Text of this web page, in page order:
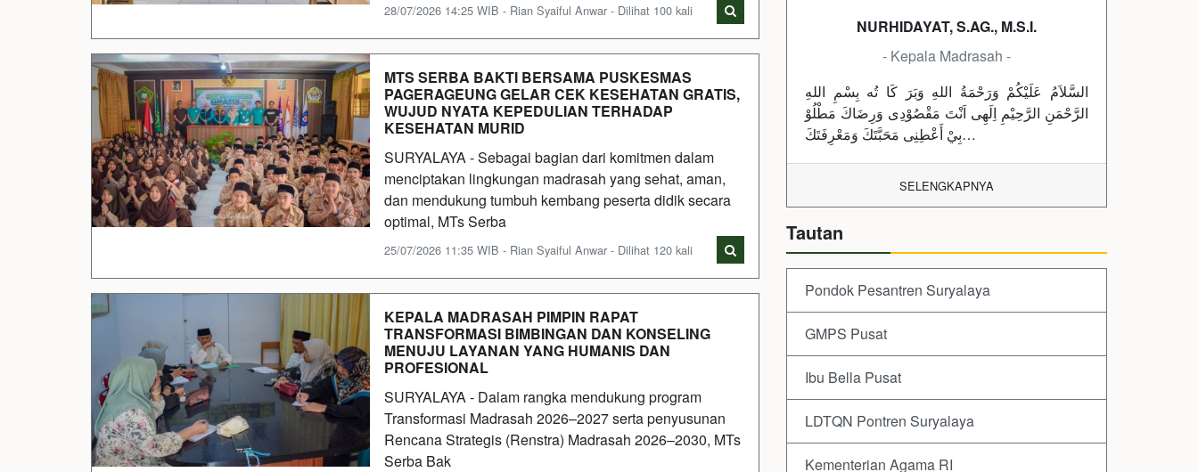
28/07/2026 14:25 WIB - Rian Syaiful Anwar - Dilihat 100 kali
MTS SERBA BAKTI BERSAMA PUSKESMAS
PAGERAGEUNG GELAR CEK KESEHATAN GRATIS,
WUJUD NYATA KEPEDULIAN TERHADAP
KESEHATAN MURID
SURYALAYA - Sebagai bagian dari komitmen dalam
menciptakan lingkungan madrasah yang sehat, aman,
dan mendukung tumbuh kembang peserta didik secara
optimal, MTs Serba
25/07/2026 11:35 WIB - Rian Syaiful Anwar - Dilihat 120 kali
KEPALA MADRASAH PIMPIN RAPAT
TRANSFORMASI BIMBINGAN DAN KONSELING
MENUJU LAYANAN YANG HUMANIS DAN
PROFESIONAL
SURYALAYA - Dalam rangka mendukung program
Transformasi Madrasah 2026–2027 serta penyusunan
Rencana Strategis (Renstra) Madrasah 2026–2030, MTs
Serba Bak
NURHIDAYAT, S.AG., M.S.I.
- Kepala Madrasah -
السَّلاَمُ عَلَيْكُمْ وَرَحْمَةُ اللهِ وَبَرَ كَا تُه بِسْمِ اللهِ
الرَّحْمَنِ الرَّحِيْمِ اِلَهِى اَنْتَ مَقْصُوْدِى وَرِضَاكَ مَطْلُوْ
بِيْ أَعْطِنِى مَحَبَّتَكَ وَمَعْرِفَتَكَ…
SELENGKAPNYA
Tautan
Pondok Pesantren Suryalaya
GMPS Pusat
Ibu Bella Pusat
LDTQN Pontren Suryalaya
Kementerian Agama RI